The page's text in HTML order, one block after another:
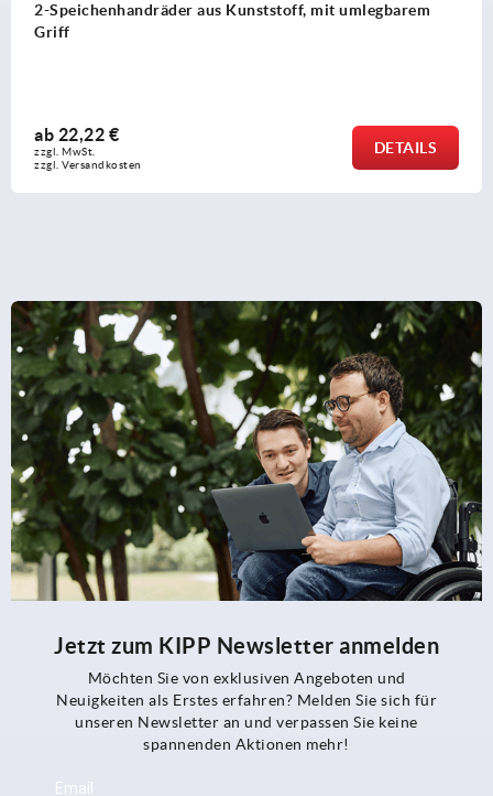
2-Speichenhandräder aus Kunststoff, mit umlegbarem
Griff
ab 22,22 €
zzgl. MwSt.
zzgl. Versandkosten
DETAILS
Jetzt zum KIPP Newsletter anmelden
Möchten Sie von exklusiven Angeboten und
Neuigkeiten als Erstes erfahren? Melden Sie sich für
unseren Newsletter an und verpassen Sie keine
spannenden Aktionen mehr!